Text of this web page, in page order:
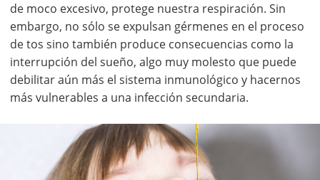
de moco excesivo, protege nuestra respiración. Sin
embargo, no sólo se expulsan gérmenes en el proceso
de tos sino también produce consecuencias como la
interrupción del sueño, algo muy molesto que puede
debilitar aún más el sistema inmunológico y hacernos
más vulnerables a una infección secundaria.